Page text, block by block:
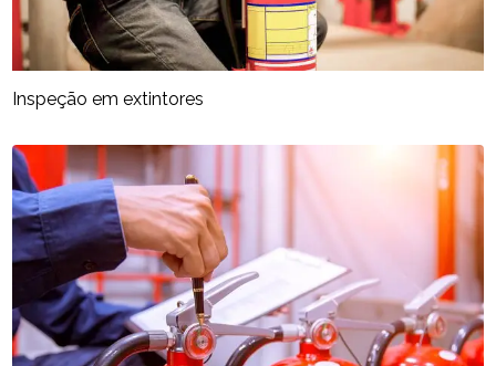
Inspeção em extintores